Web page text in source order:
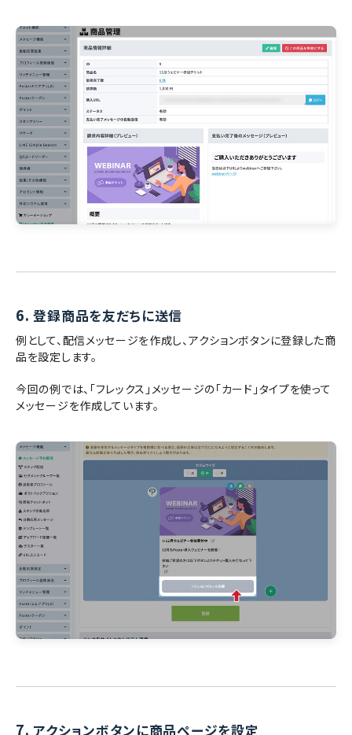
6. 登録商品を友だちに送信
例として、配信メッセージを作成し、アクションボタンに登録した商
品を設定します。
今回の例では、「フレックス」メッセージの「カード」タイプを使って
メッセージを作成しています。
7. アクションボタンに商品ページを設定